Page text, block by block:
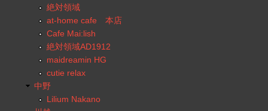
絶対領域
at-home cafe 本店
Cafe Mai:lish
絶対領域AD1912
maidreamin HG
cutie relax
中野
Lilium Nakano